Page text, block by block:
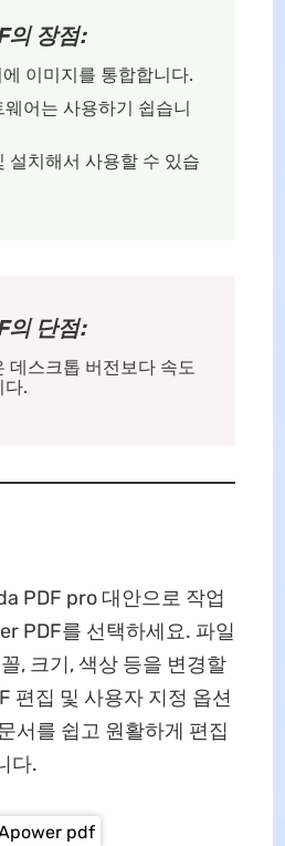
장점:
에 이미지를 통합합니다.
어는 사용하기 쉽습니
설치해서 사용할 수 있습
단점:
데스크톱 버전보다 속도
다.
PDF pro 대안으로 작업
PDF를 선택하세요. 파일
, 크기, 색상 등을 변경할
편집 및 사용자 지정 옵션
서를 쉽고 원활하게 편집
다.